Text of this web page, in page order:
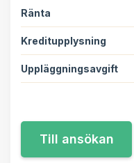
Ränta
Kreditupplysning
Uppläggningsavgift